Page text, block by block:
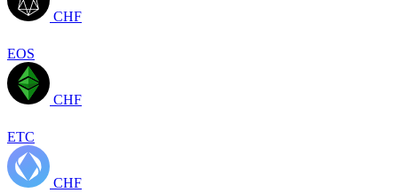
CHF
EOS
CHF
ETC
CHF